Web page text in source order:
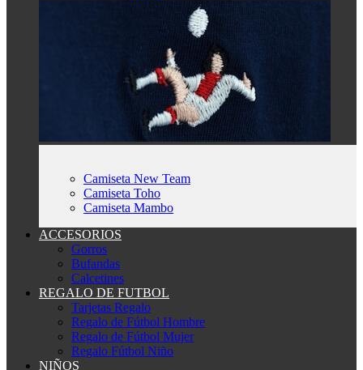
Camiseta New Team
Camiseta Toho
Camiseta Mambo
ACCESORIOS
Gorros
Bufandas
Calcetines
REGALO DE FUTBOL
Tarjetas Regalo
Regalo de Fútbol Hombre
Regalo de Fútbol Mujer
Regalo Fútbol Niño
NIÑOS